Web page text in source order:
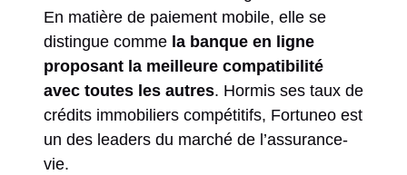
En matière de paiement mobile, elle se
distingue comme la banque en ligne
proposant la meilleure compatibilité
avec toutes les autres. Hormis ses taux de
crédits immobiliers compétitifs, Fortuneo est
un des leaders du marché de l’assurance-
vie.